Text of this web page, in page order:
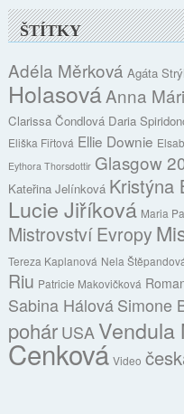
ŠTÍTKY
Adéla Měrková Agáta
HolasováAnna
Clarissa Čondlová Daria
Eliška Fiřtová Ellie Downie
Eythora Thorsdottir Glasgow
Kateřina Jelínková Kristýna
Lucie Jiříková Maria
Mistrovství Evropy
Tereza Kaplanová Nela
Riu Patricie Makovičková
Sabina HálováSimone
pohárUSAVendula
Cenková Video